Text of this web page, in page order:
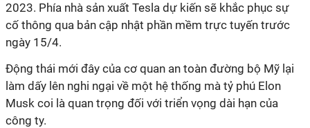
2023. Phía nhà sản xuất Tesla dự kiến ​​sẽ khắc phục sự
cố thông qua bản cập nhật phần mềm trực tuyến trước
ngày 15/4.
Động thái mới đây của cơ quan an toàn đường bộ Mỹ lại
làm dấy lên nghi ngại về một hệ thống mà tỷ phú Elon
Musk coi là quan trọng đối với triển vọng dài hạn của
công ty.